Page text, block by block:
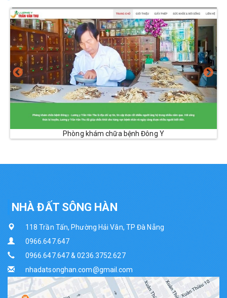
Phòng khám chữa bệnh Đông Y
NHÀ ĐẤT SÔNG HÀN
118 Trần Tấn, Phường Hải Vân, TP Đà Nẵng
0966.647.647
0966.647.647 & 0236.3752.627
nhadatsonghan.com@gmail.com